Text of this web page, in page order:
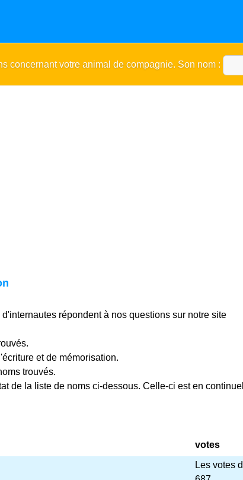
concernant votre animal de compagnie. Son nom :
répondent à nos questions sur notre site
et de mémorisation.
trouvés.
de la liste de noms ci-dessous. Celle-ci est en
votes
Les votes